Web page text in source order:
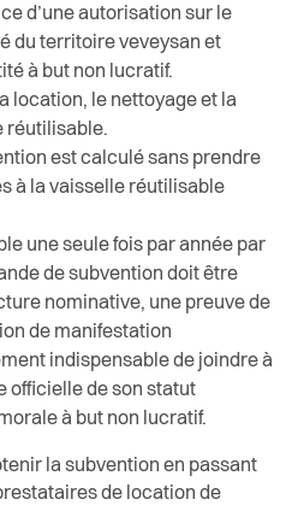
d’une autorisation sur le
du territoire veveysan et
à but non lucratif.
location, le nettoyage et la
réutilisable.
est calculé sans prendre
à la vaisselle réutilisable
une seule fois par année par
de subvention doit être
nominative, une preuve de
de manifestation
indispensable de joindre à
officielle de son statut
à but non lucratif.
la subvention en passant
de location de